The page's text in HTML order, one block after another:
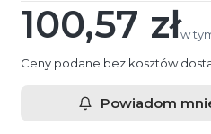
Cena
100,57 złw
w
Ceny podane bez kosztów
Powiadom